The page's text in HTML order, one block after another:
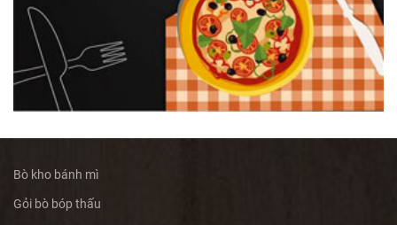
Bò kho bánh mì
Gỏi bò bóp thấu